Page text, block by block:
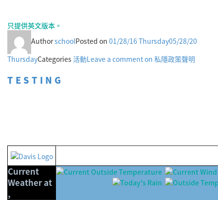
只提供英文版本。
AuthorschoolPosted on 01/28/16 Thursday05/28/20
ThursdayCategories 活動Leave a commenton 私隱政策聲明
TESTING
Current
Weather at
,